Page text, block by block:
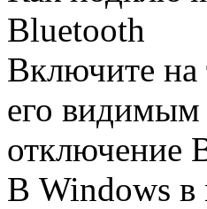
Bluetooth
Включите на
его видимым
отключение
В Windows в